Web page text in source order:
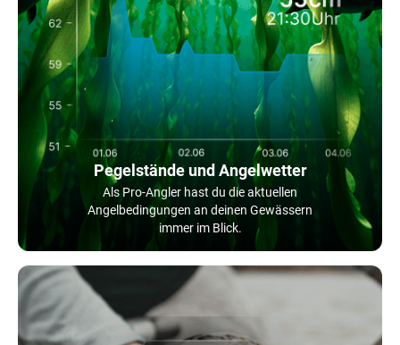
Pegelstände und Angelwetter
Als Pro-Angler hast du die aktuellen
Angelbedingungen an deinen Gewässern
immer im Blick.